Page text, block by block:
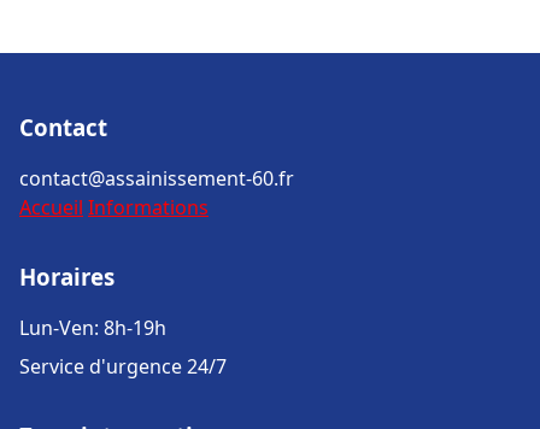
Contact
contact@assainissement-60.fr
Accueil Informations
Horaires
Lun-Ven: 8h-19h
Service d'urgence 24/7